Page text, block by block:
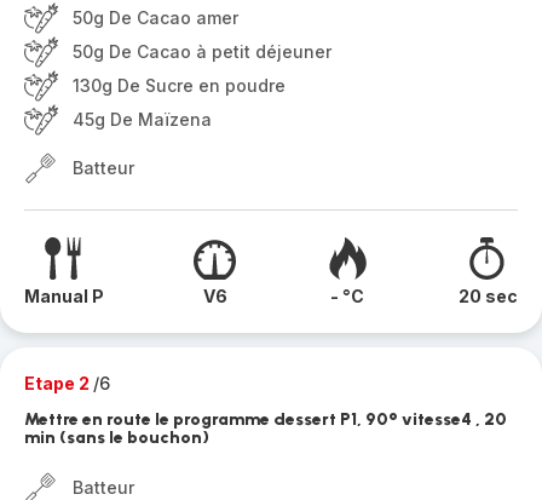
50g De Cacao amer
50g De Cacao à petit déjeuner
130g De Sucre en poudre
45g De Maïzena
Batteur
Manual P V6 - °C 20 sec
Etape 2 /6
Mettre en route le programme dessert P1, 90° vitesse4 , 20
min (sans le bouchon)
Batteur